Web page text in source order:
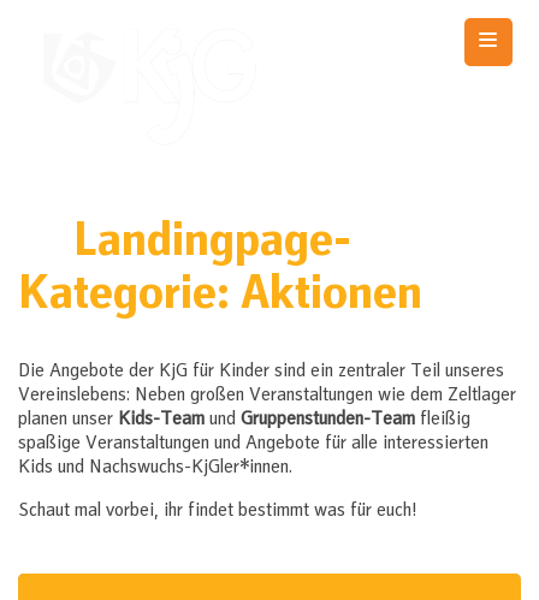
Landingpage-
Kategorie: Aktionen
Die Angebote der KjG für Kinder sind ein zentraler Teil unseres
Vereinslebens: Neben großen Veranstaltungen wie dem Zeltlager
planen unser Kids-Team und Gruppenstunden-Team fleißig
spaßige Veranstaltungen und Angebote für alle interessierten
Kids und Nachswuchs-KjGler*innen.
Schaut mal vorbei, ihr findet bestimmt was für euch!